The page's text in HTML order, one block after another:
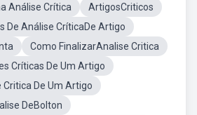
Análise Crítica
ArtigosCriticos
De Análise CríticaDe Artigo
Como FinalizarAnalise Critica
Críticas De Um Artigo
De Um Artigo
DeBolton